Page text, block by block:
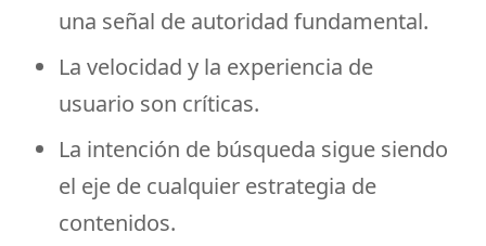
una señal de autoridad fundamental.
La velocidad y la experiencia de
usuario son críticas.
La intención de búsqueda sigue siendo
el eje de cualquier estrategia de
contenidos.